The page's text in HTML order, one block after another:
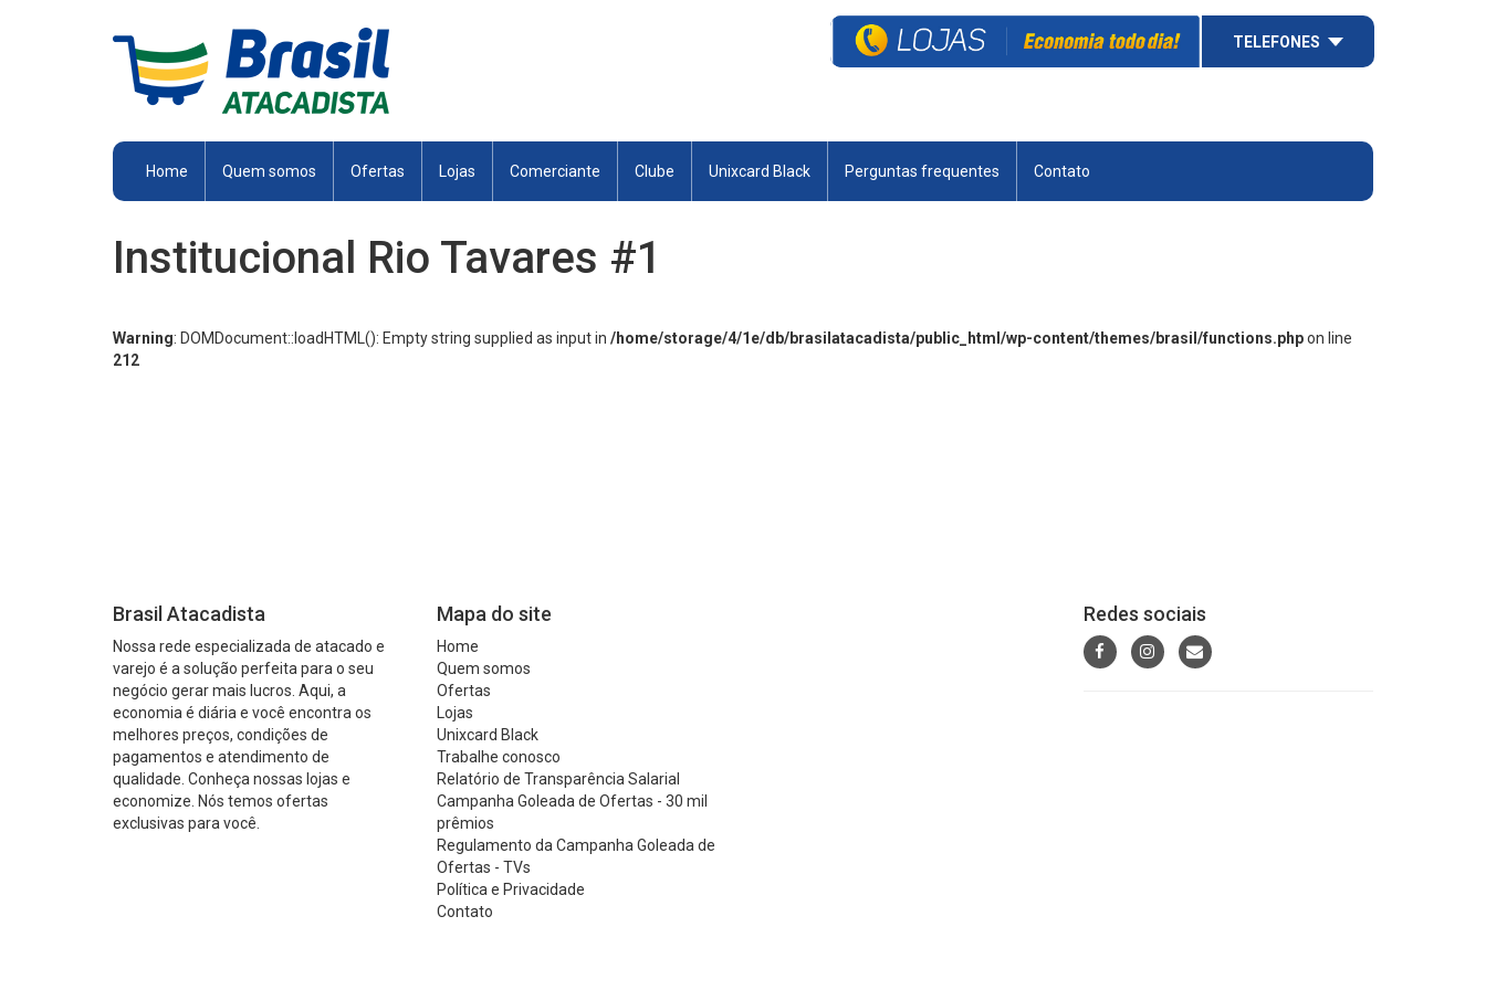
TELEFONES
Brasil
Home Quem somos Ofertas Lojas Comerciante Clube Unixcard Black Perguntas frequentes Contato
Institucional Rio Tavares #1
Warning: DOMDocument::loadHTML(): Empty string supplied as input in /home/storage/4/1e/db/brasilatacadista/public_html/wp-content/themes/brasil/functions.phpon line
212
Brasil Atacadista
Nossa rede especializada de atacado e
varejo é a solução perfeita para o seu
negócio gerar mais lucros. Aqui, a
economia é diária e você encontra os
melhores preços, condições de
pagamentos e atendimento de
qualidade. Conheça nossas lojas e
economize. Nós temos ofertas
exclusivas para você.
Mapa do site
Home
Quem somos
Ofertas
Lojas
Unixcard Black
Trabalhe conosco
Relatório de Transparência Salarial
Campanha Goleada de Ofertas - 30 mil
prêmios
Regulamento da Campanha Goleada de
Ofertas - TVs
Política e Privacidade
Contato
Redes sociais